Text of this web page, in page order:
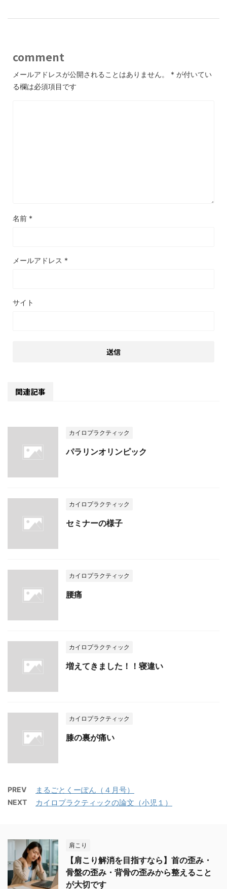
k
comment
メールアドレスが公開されることはありません。 * が付いてい
る欄は必須項目です
名前 *
メールアドレス *
サイト
関連記事
カイロプラクティック
パラリンオリンピック
カイロプラクティック
セミナーの様子
カイロプラクティック
腰痛
カイロプラクティック
増えてきました！！寝違い
カイロプラクティック
膝の裏が痛い
PREV まるごとくーぽん（４月号）
NEXT カイロプラクティックの論文（小児１）
肩こり
【肩こり解消を目指すなら】首の歪み・
骨盤の歪み・背骨の歪みから整えること
が大切です